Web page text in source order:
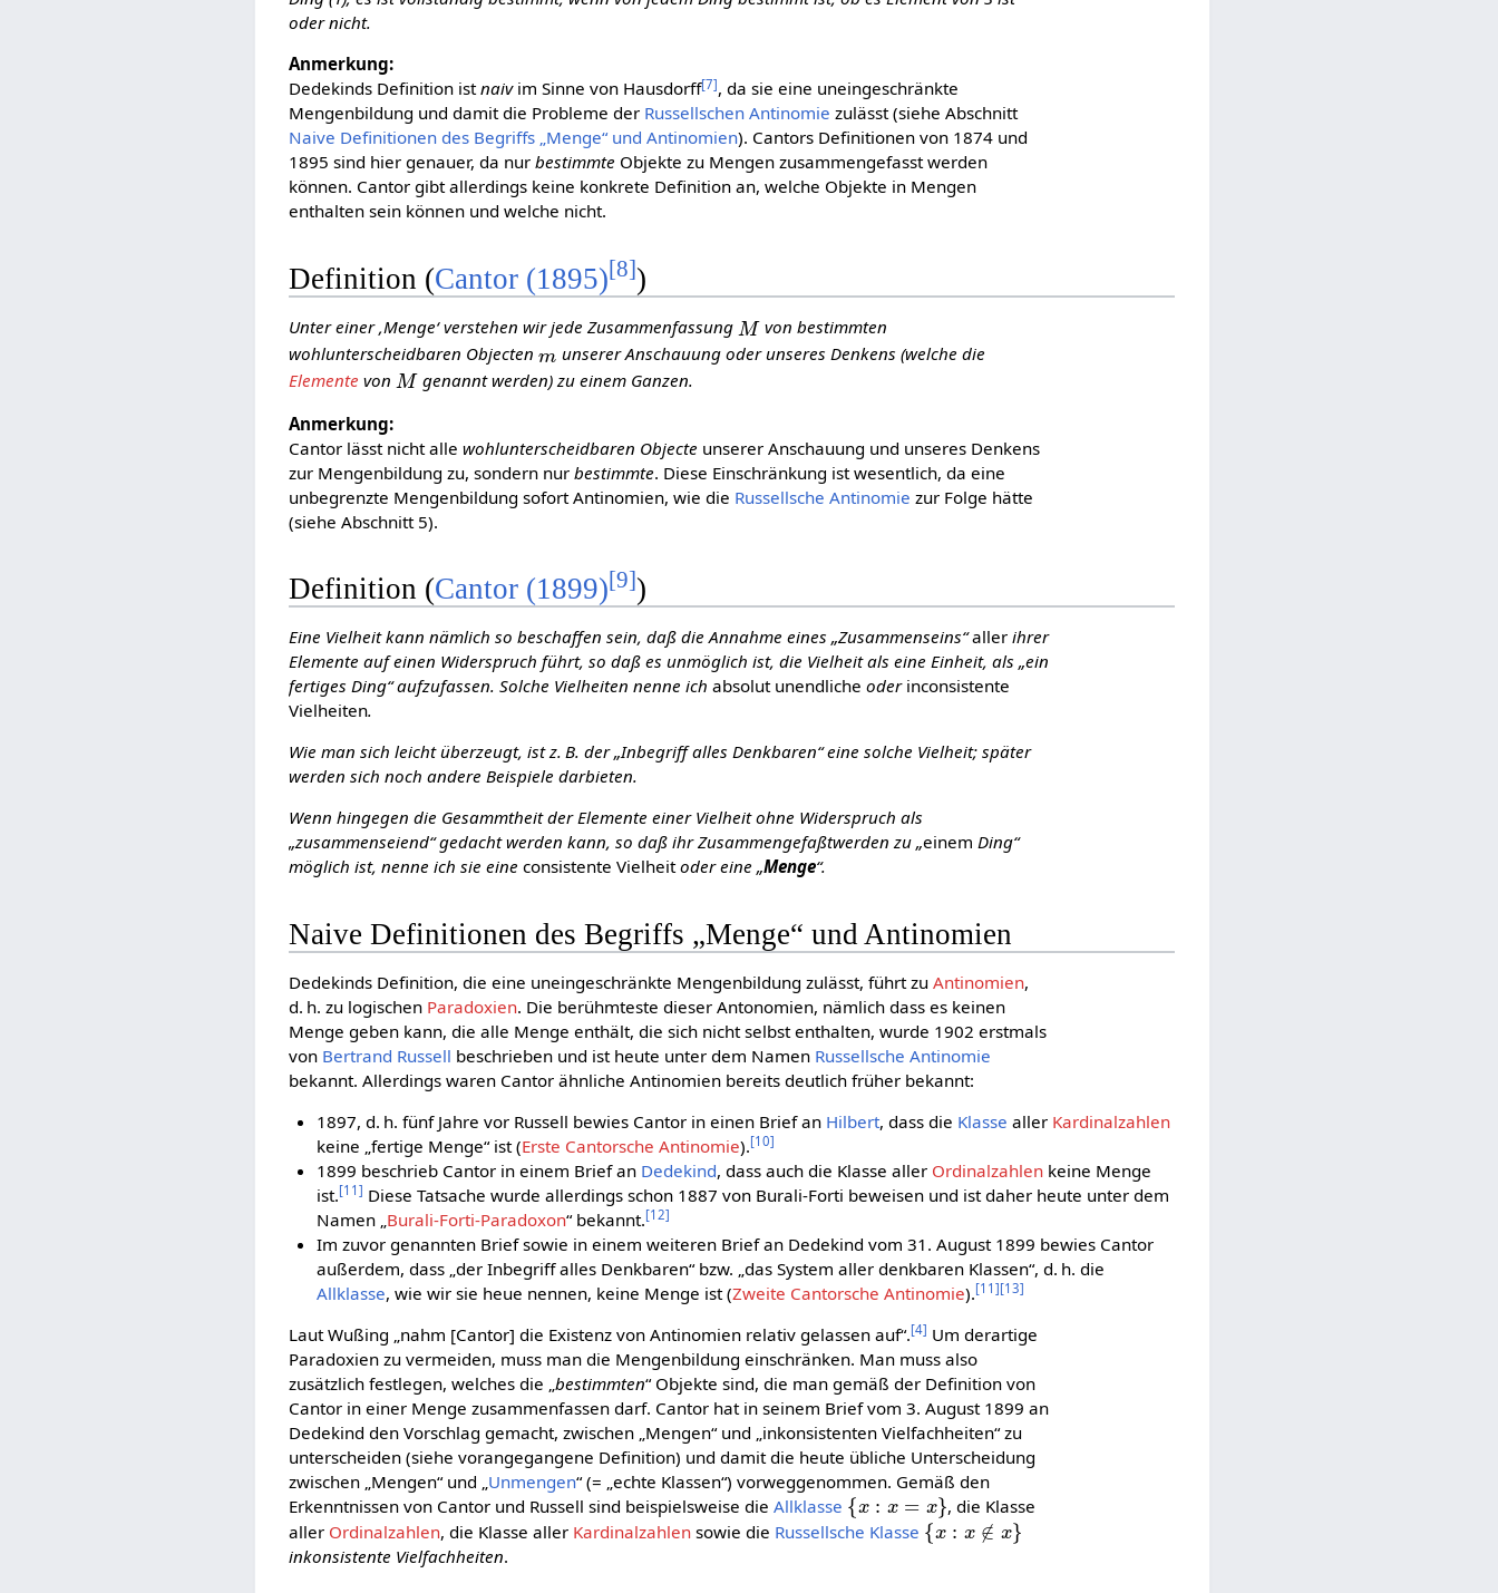
oder nicht.
Anmerkung:
Dedekinds Definition istnaivim Sinne von Hausdorff[7], da sie eine uneingeschränkte
Mengenbildung und damit die Probleme der Russellschen Antinomie zulässt (siehe Abschnitt
Naive Definitionen des Begriffs „Menge“ und Antinomien). Cantors Definitionen von 1874 und
1895 sind hier genauer, da nurbestimmte Objekte zu Mengen zusammengefasst werden
können. Cantor gibt allerdings keine konkrete Definition an, welche Objekte in Mengen
enthalten sein können und welche nicht.
Definition (Cantor (1895)[8])
Unter einer ‚Menge‘ verstehen wir jede Zusammenfassung von bestimmten
wohlunterscheidbaren Objectenm unserer Anschauung oder unseres Denkens (welche die
Elemente von Mgenannt werden) zu einem Ganzen.
Anmerkung:
Cantor lässt nicht allewohlunterscheidbaren Objecte unserer Anschauung und unseres Denkens
zur Mengenbildung zu, sondern nurbestimmte. Diese Einschränkung ist wesentlich, da eine
unbegrenzte Mengenbildung sofort Antinomien, wie die Russellsche Antinomie zur Folge hätte
(siehe Abschnitt 5).
Definition (Cantor (1899)[9])
Eine Vielheit kann nämlich so beschaffen sein, daß die Annahme eines „Zusammenseins“aller ihrer
Elemente auf einen Widerspruch führt, so daß es unmöglich ist, die Vielheit als eine Einheit, als „ein
fertiges Ding“ aufzufassen. Solche Vielheiten nenne ich absolut unendlicheoderinconsistente
Vielheiten.
Wie man sich leicht überzeugt, ist z. B. der „Inbegriff alles Denkbaren“ eine solche Vielheit; später
werden sich noch andere Beispiele darbieten.
Wenn hingegen die Gesammtheit der Elemente einer Vielheit ohne Widerspruch als
„zusammenseiend“ gedacht werden kann, so daß ihr Zusammengefaßtwerden zu „einem Ding“
möglich ist, nenne ich sie eineconsistente Vielheitoder eine „Menge“.
Naive Definitionen des Begriffs „Menge“ und Antinomien
Dedekinds Definition, die eine uneingeschränkte Mengenbildung zulässt, führt zuAntinomien,
d. h. zu logischen Paradoxien. Die berühmteste dieser Antonomien, nämlich dass es keinen
Menge geben kann, die alle Menge enthält, die sich nicht selbst enthalten, wurde 1902 erstmals
von Bertrand Russell beschrieben und ist heute unter dem Namen Russellsche Antinomie
bekannt. Allerdings waren Cantor ähnliche Antinomien bereits deutlich früher bekannt:
1897, d. h. fünf Jahre vor Russell bewies Cantor in einen Brief an Hilbert, dass die Klasse aller Kardinalzahlen
keine „fertige Menge“ ist (Erste Cantorsche Antinomie).[10]
1899 beschrieb Cantor in einem Brief an Dedekind, dass auch die Klasse aller Ordinalzahlenkeine Menge
ist.[11 ] Diese Tatsache wurde allerdings schon 1887 von Burali-Forti beweisen und ist daher heute unter dem
Namen „ Burali-Forti-Paradoxon“ bekannt.[12]
Im zuvor genannten Brief sowie in einem weiteren Brief an Dedekind vom 31. August 1899 bewies Cantor
außerdem, dass „der Inbegriff alles Denkbaren“ bzw. „das System aller denkbaren Klassen“, d. h. die
Allklasse, wie wir sie heue nennen, keine Menge ist (Zweite Cantorsche Antinomie).[11 ][13]
Laut Wußing „nahm [Cantor] die Existenz von Antinomien relativ gelassen auf“.[4] Um derartige
Paradoxien zu vermeiden, muss man die Mengenbildung einschränken. Man muss also
zusätzlich festlegen, welches die „bestimmten“ Objekte sind, die man gemäß der Definition von
Cantor in einer Menge zusammenfassen darf. Cantor hat in seinem Brief vom 3. August 1899 an
Dedekind den Vorschlag gemacht, zwischen „Mengen“ und „inkonsistenten Vielfachheiten“ zu
unterscheiden (siehe vorangegangene Definition) und damit die heute übliche Unterscheidung
zwischen „Mengen“ und „Unmengen“ (= „echte Klassen“) vorweggenommen. Gemäß den
Erkenntnissen von Cantor und Russell sind beispielsweise dieAllklasse
{x:x= x}
, die Klasse
aller Ordinalzahlen, die Klasse aller Kardinalzahlen sowie die Russellsche Klasse
{x:x∉x}
inkonsistente Vielfachheiten.